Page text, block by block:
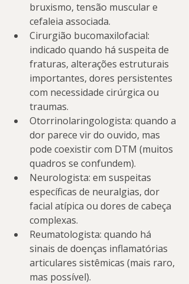
bruxismo, tensão muscular e
cefaleia associada.
Cirurgião bucomaxilofacial:
indicado quando há suspeita de
fraturas, alterações estruturais
importantes, dores persistentes
com necessidade cirúrgica ou
traumas.
Otorrinolaringologista: quando a
dor parece vir do ouvido, mas
pode coexistir com DTM (muitos
quadros se confundem).
Neurologista: em suspeitas
específicas de neuralgias, dor
facial atípica ou dores de cabeça
complexas.
Reumatologista: quando há
sinais de doenças inflamatórias
articulares sistêmicas (mais raro,
mas possível).